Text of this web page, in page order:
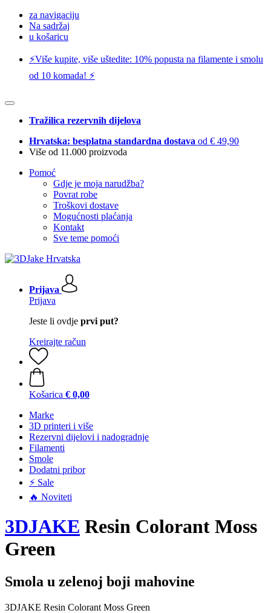
za navigaciju
Na sadržaj
u košaricu
⚡️Više kupite, više uštedite: 10% popusta na filamente i smolu
od 10 komada! ⚡️
Tražilica rezervnih dijelova
Hrvatska: besplatna standardna dostava od € 49,90
Više od 11.000 proizvoda
Pomoć
Gdje je moja narudžba?
Povrat robe
Troškovi dostave
Mogućnosti plaćanja
Kontakt
Sve teme pomoći
Prijava
Prijava
Jeste li ovdje prvi put?
Kreirajte račun
Košarica € 0,00
Marke
3D printeri i više
Rezervni dijelovi i nadogradnje
Filamenti
Smole
Dodatni pribor
⚡ Sale
🔥 Noviteti
3DJAKE Resin Colorant Moss
Green
Smola u zelenoj boji mahovine
3DJAKE Resin Colorant Moss Green